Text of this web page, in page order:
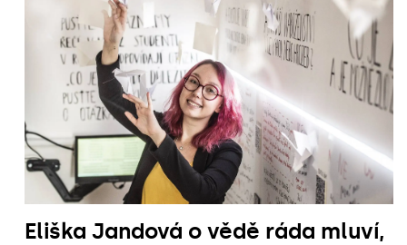
Eliška Jandová o vědě ráda mluví,